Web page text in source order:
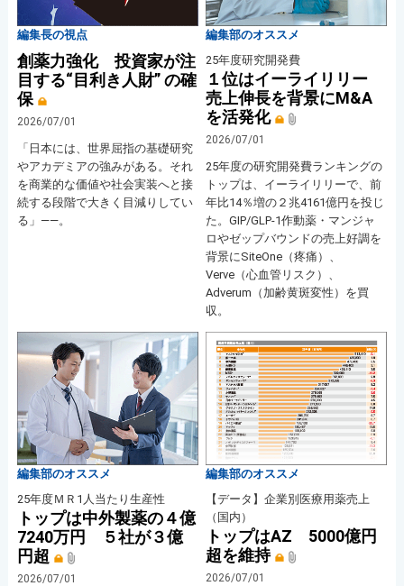
編集長の視点
創薬力強化 投資家が注
目する“目利き人財” の確
保
2026/07/01
「日本には、世界屈指の基礎研究
やアカデミアの強みがある。それ
を商業的な価値や社会実装へと接
続する段階で大きく目減りしてい
る」――。
編集部のオススメ
25年度研究開発費
１位はイーライリリー
売上伸長を背景にM&A
を活発化
2026/07/01
25年度の研究開発費ランキングの
トップは、イーライリリーで、前
年比14％増の２兆4161億円を投じ
た。GIP/GLP-1作動薬・マンジャ
ロやゼップバウンドの売上好調を
背景にSiteOne（疼痛）、
Verve（心血管リスク）、
Adverum（加齢黄斑変性）を買
収。
編集部のオススメ
25年度ＭＲ1人当たり生産性
トップは中外製薬の４億
7240万円 ５社が３億
円超
2026/07/01
編集部のオススメ
【データ】企業別医療用薬売上
（国内）
トップはAZ 5000億円
超を維持
2026/07/01